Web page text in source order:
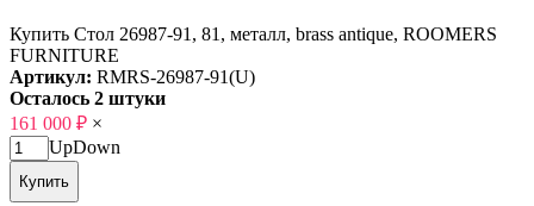
Купить Стол 26987-91, 81, металл, brass antique, ROOMERS
FURNITURE
Артикул: RMRS-26987-91(U)
Осталось 2 штуки
161 000 ₽ ×
UpDown
Купить